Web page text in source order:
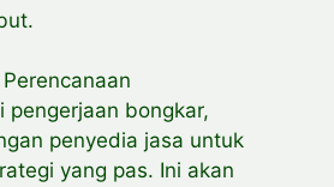
pengerjaan bongkar,
penyedia jasa untuk
yang pas. Ini akan